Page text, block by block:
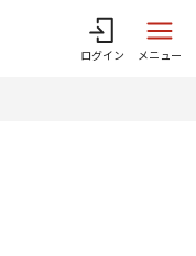
ログイン メニュー